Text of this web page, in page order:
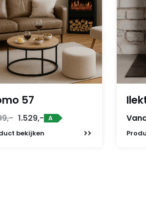
57
Oorspronkelijke
was:
1.529,-Huidige
is:
A
bekijken